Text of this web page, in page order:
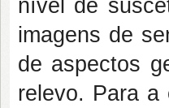
nível de
imagens de
de aspectos
relevo. Para a